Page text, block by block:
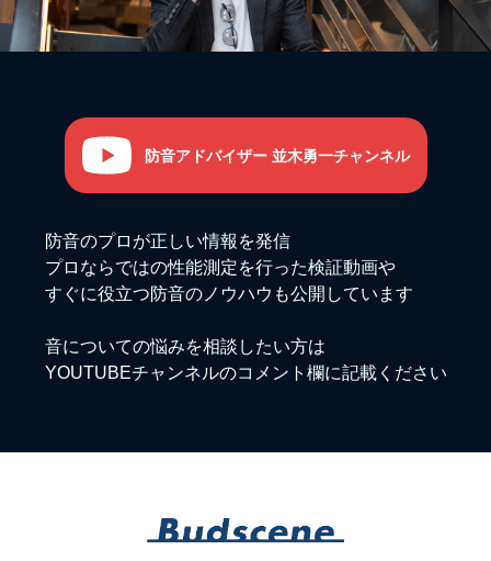
防音アドバイザー 並木勇一チャンネル
防音のプロが正しい情報を発信
プロならではの性能測定を行った検証動画や
すぐに役立つ防音のノウハウも公開しています
音についての悩みを相談したい方は
YOUTUBEチャンネルのコメント欄に記載ください